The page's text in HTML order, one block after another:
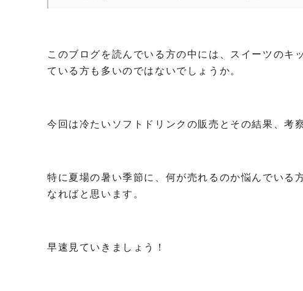
このブログを読んでいる方の中には、スイーツのキ
ている方も多いのではないでしょうか。
今回は冷たいソフトドリンクの販売とその結果、考
特に夏場の暑い季節に、何が売れるのか悩んでいる
なればと思います。
早速見ていきましょう！